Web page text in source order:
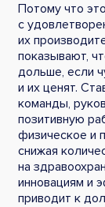
Потому что
с
их
показывают,
дольше, если
и их ценят.
команды,
позитивную
физическое и
снижая
на
инновациям и
приводит к